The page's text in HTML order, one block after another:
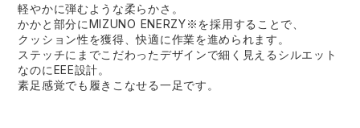
軽やかに弾むような柔らかさ。
かかと部分にMIZUNO ENERZY※を採用することで、
クッション性を獲得、快適に作業を進められます。
ステッチにまでこだわったデザインで細く見えるシルエット
なのにEEE設計。
素足感覚でも履きこなせる一足です。